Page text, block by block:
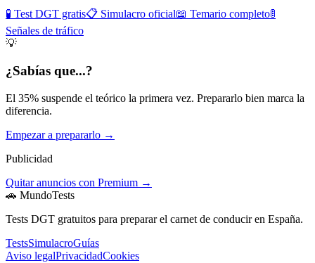
🧪 Test DGT gratis📋 Simulacro oficial📖 Temario completo🚦
Señales de tráfico
💡
¿Sabías que...?
El 35% suspende el teórico la primera vez. Prepararlo bien marca la
diferencia.
Empezar a prepararlo →
Publicidad
Quitar anuncios con Premium →
🚗 MundoTests
Tests DGT gratuitos para preparar el carnet de conducir en España.
TestsSimulacroGuías
Aviso legalPrivacidadCookies